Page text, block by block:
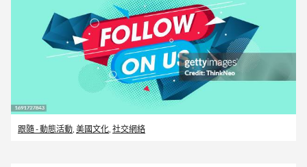
跟隨 - 動態活動, 美國文化, 社交網絡